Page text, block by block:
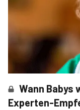
Wann Babys
Experten-